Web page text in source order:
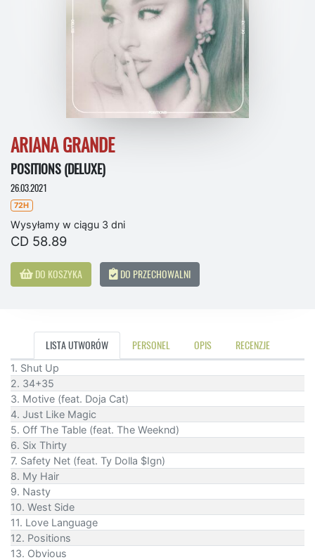
ARIANA GRANDE
POSITIONS (DELUXE)
26.03.2021
72H
Wysyłamy w ciągu 3 dni
CD 58.89
DO KOSZYKA DO PRZECHOWALNI
LISTA UTWORÓW PERSONEL OPIS RECENZJE
1. Shut Up
2. 34+35
3. Motive (feat. Doja Cat)
4. Just Like Magic
5. Off The Table (feat. The Weeknd)
6. Six Thirty
7. Safety Net (feat. Ty Dolla $Ign)
8. My Hair
9. Nasty
10. West Side
11. Love Language
12. Positions
13. Obvious